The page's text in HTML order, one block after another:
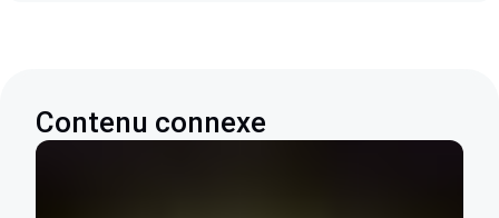
Contenu connexe